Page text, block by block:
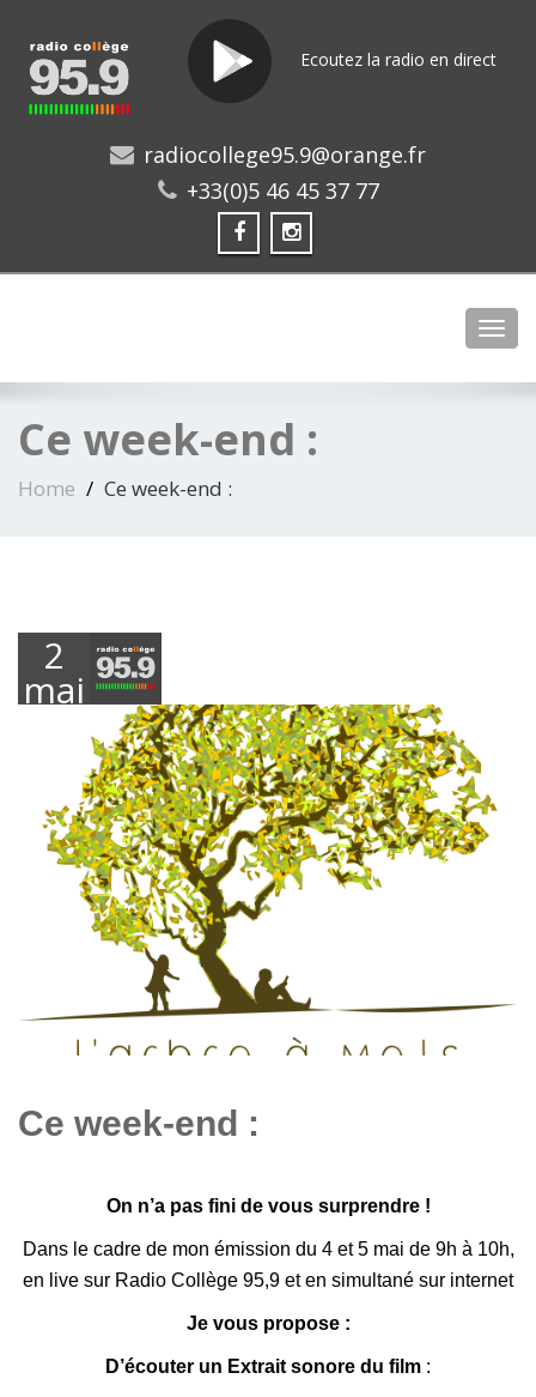
Ecoutez la radio en direct
radiocollege95.9@orange.fr
+33(0)5 46 45 37 77
Ce week-end :
Home Ce week-end :
2
mai
2019
Ce week-end :
On n’a pas fini de vous surprendre !
Dans le cadre de mon émission du 4 et 5 mai de 9h à 10h,
en live sur Radio Collège 95,9 et en simultané sur internet
Je vous propose :
D’écouter un Extrait sonore du film :